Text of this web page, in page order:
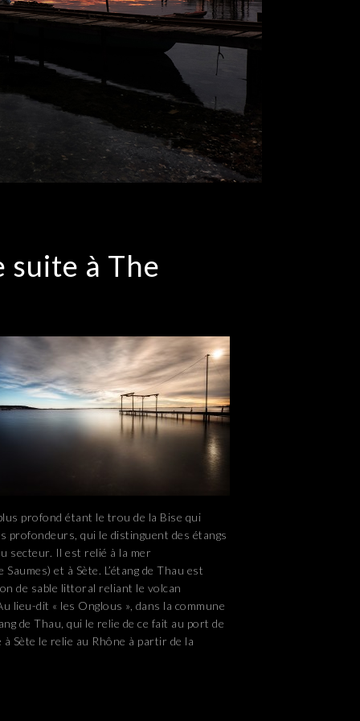
suite à The
profond étant le trou de la Bise qui
profondeurs, qui le distinguent des étangs
secteur. Il est relié à la mer
et à Sète. L’étang de Thau est
de sable littoral reliant le volcan
lieu-dit « les Onglous », dans la commune
de Thau, qui le relie de ce fait au port de
Sète le relie au Rhône à partir de la